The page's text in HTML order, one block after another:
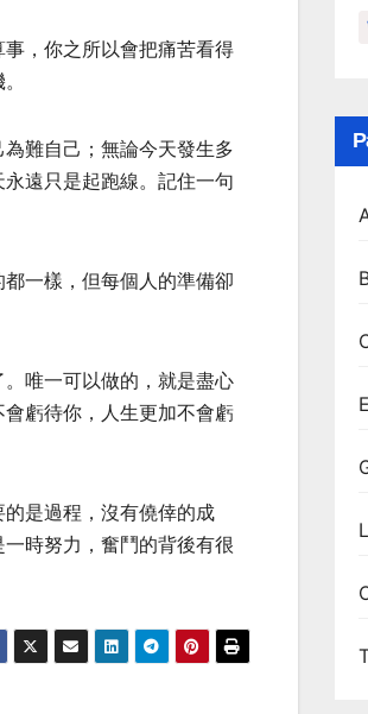
，你之所以會把痛苦看得
難自己；無論今天發生多
遠只是起跑線。記住一句
一樣，但每個人的準備卻
唯一可以做的，就是盡心
虧待你，人生更加不會虧
是過程，沒有僥倖的成
時努力，奮鬥的背後有很